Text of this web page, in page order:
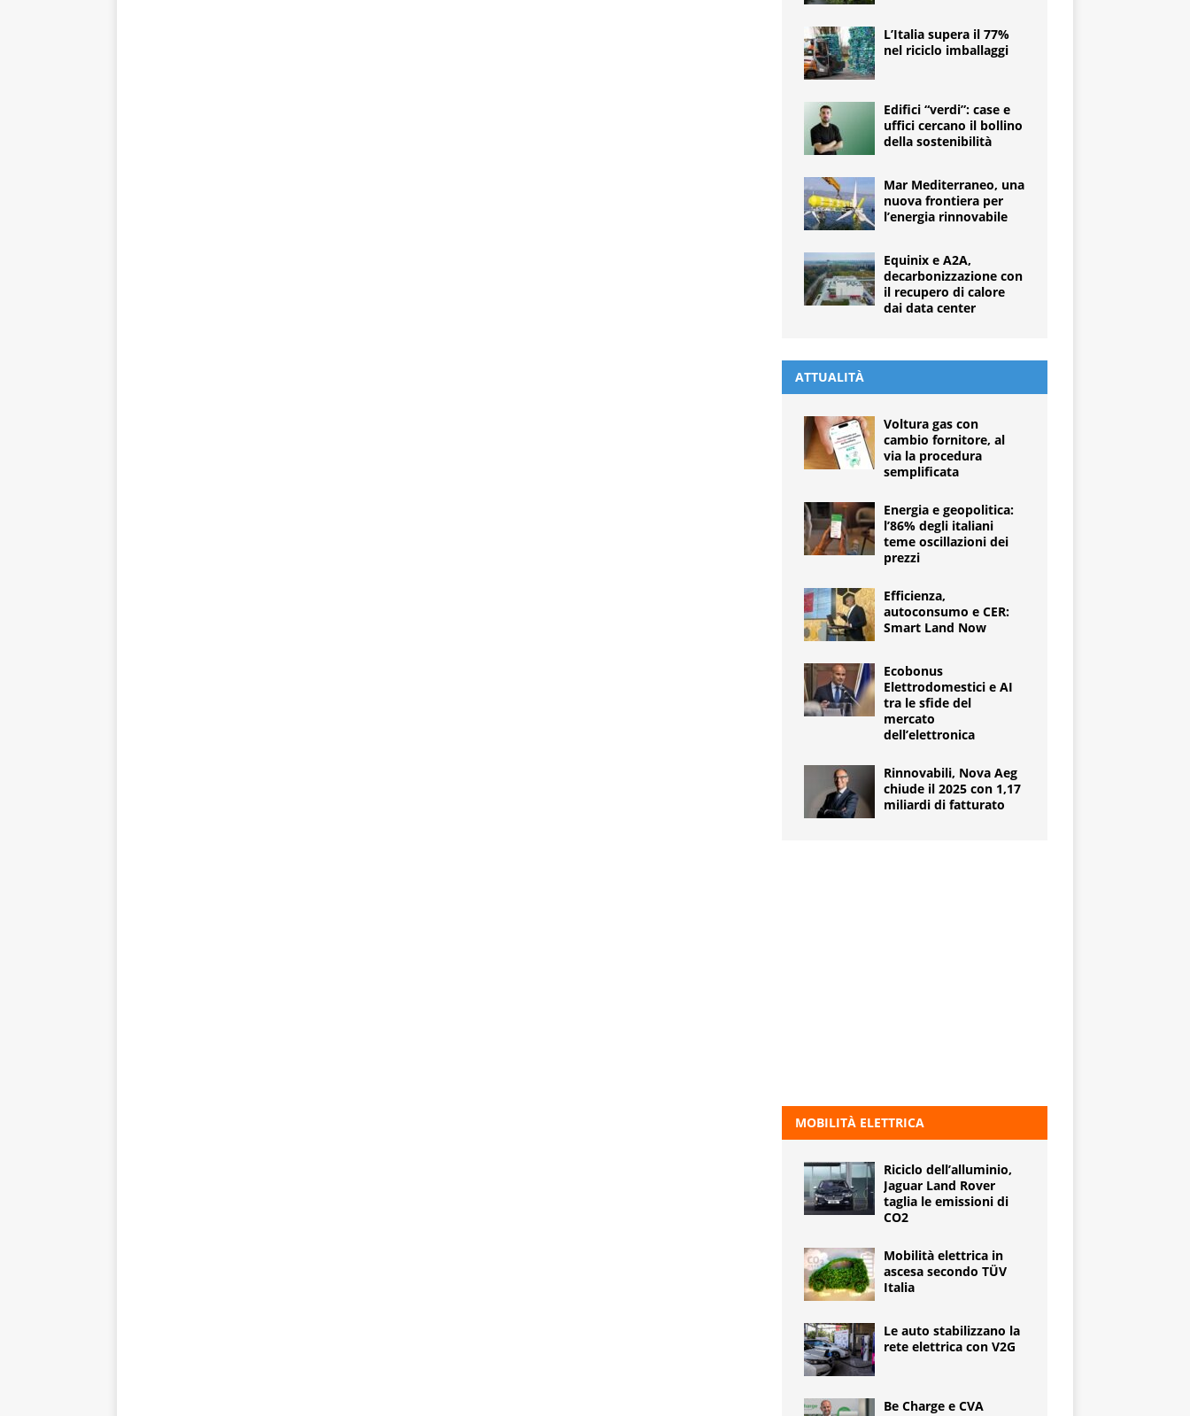
L’Italia supera il 77%
nel riciclo imballaggi
Edifici “verdi”: case e
uffici cercano il bollino
della sostenibilità
Mar Mediterraneo, una
nuova frontiera per
l’energia rinnovabile
Equinix e A2A,
decarbonizzazione con
il recupero di calore
dai data center
ATTUALITÀ
Voltura gas con
cambio fornitore, al
via la procedura
semplificata
Energia e geopolitica:
l’86% degli italiani
teme oscillazioni dei
prezzi
Efficienza,
autoconsumo e CER:
Smart Land Now
Ecobonus
Elettrodomestici e AI
tra le sfide del
mercato
dell’elettronica
Rinnovabili, Nova Aeg
chiude il 2025 con 1,17
miliardi di fatturato
MOBILITÀ ELETTRICA
Riciclo dell’alluminio,
Jaguar Land Rover
taglia le emissioni di
CO2
Mobilità elettrica in
ascesa secondo TÜV
Italia
Le auto stabilizzano la
rete elettrica con V2G
Be Charge e CVA